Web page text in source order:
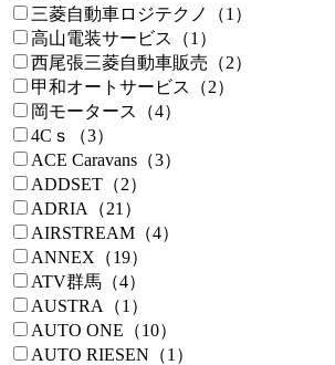
三菱自動車ロジテクノ（1）
高山電装サービス（1）
西尾張三菱自動車販売（2）
甲和オートサービス（2）
岡モータース（4）
4Cｓ（3）
ACE Caravans（3）
ADDSET（2）
ADRIA（21）
AIRSTREAM（4）
ANNEX（19）
ATV群馬（4）
AUSTRA（1）
AUTO ONE（10）
AUTO RIESEN（1）